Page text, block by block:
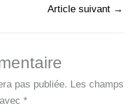
Article suivant →
pas publiée. Les champs
*